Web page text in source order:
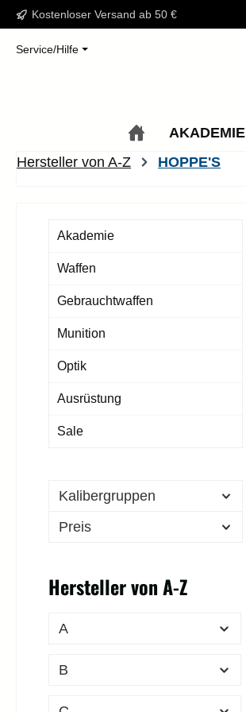
Hauptinhalt springen
Zur Suche springen
Zur Hauptnavigation springen
Kostenloser Versand ab 50 €
Service/Hilfe
AKADEMIE
Hersteller von A-Z
HOPPE'S
Akademie
Waffen
Gebrauchtwaffen
Munition
Optik
Ausrüstung
Sale
Kalibergruppen
Preis
Hersteller von A-Z
A
B